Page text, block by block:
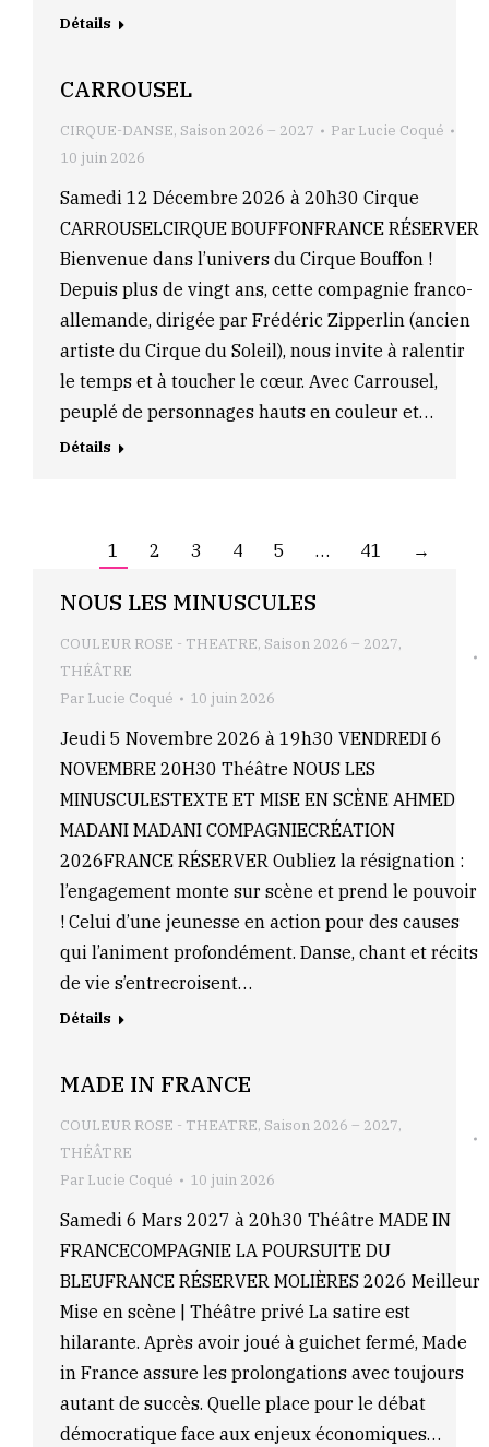
Détails
CARROUSEL
CIRQUE-DANSE, Saison 2026 – 2027 Par Lucie Coqué
10 juin 2026
Samedi 12 Décembre 2026 à 20h30 Cirque
CARROUSELCIRQUE BOUFFONFRANCE RÉSERVER
Bienvenue dans l’univers du Cirque Bouffon !
Depuis plus de vingt ans, cette compagnie franco-
allemande, dirigée par Frédéric Zipperlin (ancien
artiste du Cirque du Soleil), nous invite à ralentir
le temps et à toucher le cœur. Avec Carrousel,
peuplé de personnages hauts en couleur et…
Détails
1 2 3 4 5 … 41 →
NOUS LES MINUSCULES
COULEUR ROSE - THEATRE, Saison 2026 – 2027,
THÉÂTRE
Par Lucie Coqué 10 juin 2026
Jeudi 5 Novembre 2026 à 19h30 VENDREDI 6
NOVEMBRE 20H30 Théâtre NOUS LES
MINUSCULESTEXTE ET MISE EN SCÈNE AHMED
MADANI MADANI COMPAGNIECRÉATION
2026FRANCE RÉSERVER Oubliez la résignation :
l’engagement monte sur scène et prend le pouvoir
! Celui d’une jeunesse en action pour des causes
qui l’animent profondément. Danse, chant et récits
de vie s’entrecroisent…
Détails
MADE IN FRANCE
COULEUR ROSE - THEATRE, Saison 2026 – 2027,
THÉÂTRE
Par Lucie Coqué 10 juin 2026
Samedi 6 Mars 2027 à 20h30 Théâtre MADE IN
FRANCECOMPAGNIE LA POURSUITE DU
BLEUFRANCE RÉSERVER MOLIÈRES 2026 Meilleur
Mise en scène | Théâtre privé La satire est
hilarante. Après avoir joué à guichet fermé, Made
in France assure les prolongations avec toujours
autant de succès. Quelle place pour le débat
démocratique face aux enjeux économiques…